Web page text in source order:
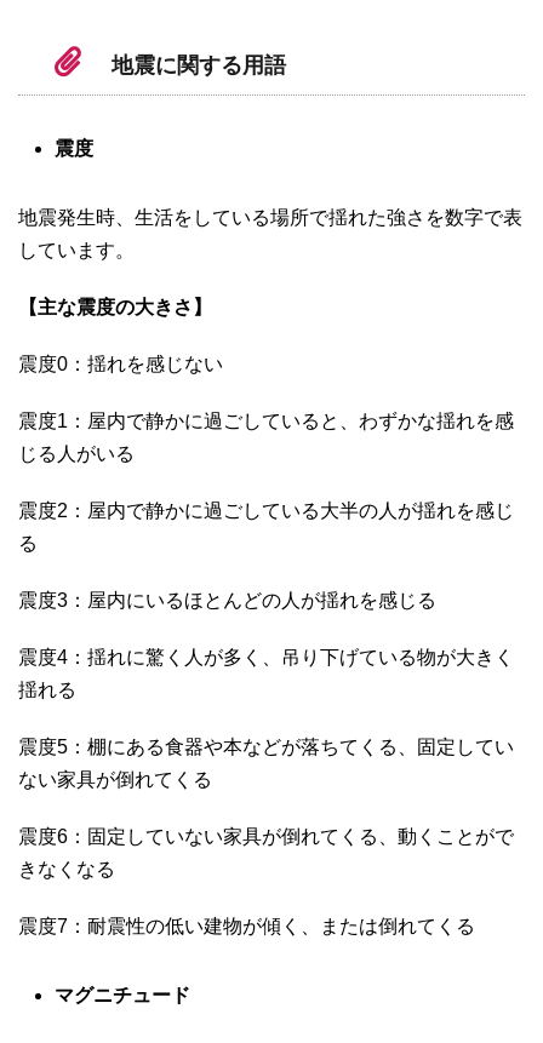
地震に関する用語
震度
地震発生時、生活をしている場所で揺れた強さを数字で表
しています。
【主な震度の大きさ】
震度0：揺れを感じない
震度1：屋内で静かに過ごしていると、わずかな揺れを感
じる人がいる
震度2：屋内で静かに過ごしている大半の人が揺れを感じ
る
震度3：屋内にいるほとんどの人が揺れを感じる
震度4：揺れに驚く人が多く、吊り下げている物が大きく
揺れる
震度5：棚にある食器や本などが落ちてくる、固定してい
ない家具が倒れてくる
震度6：固定していない家具が倒れてくる、動くことがで
きなくなる
震度7：耐震性の低い建物が傾く、または倒れてくる
マグニチュード